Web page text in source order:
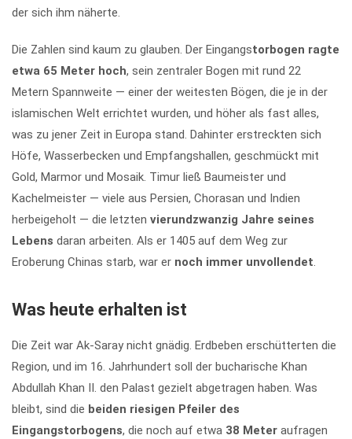
der sich ihm näherte.
Die Zahlen sind kaum zu glauben. Der Eingangstorbogen ragte
etwa 65 Meter hoch, sein zentraler Bogen mit rund 22
Metern Spannweite — einer der weitesten Bögen, die je in der
islamischen Welt errichtet wurden, und höher als fast alles,
was zu jener Zeit in Europa stand. Dahinter erstreckten sich
Höfe, Wasserbecken und Empfangshallen, geschmückt mit
Gold, Marmor und Mosaik. Timur ließ Baumeister und
Kachelmeister — viele aus Persien, Chorasan und Indien
herbeigeholt — die letzten vierundzwanzig Jahre seines
Lebens daran arbeiten. Als er 1405 auf dem Weg zur
Eroberung Chinas starb, war er noch immer unvollendet.
Was heute erhalten ist
Die Zeit war Ak-Saray nicht gnädig. Erdbeben erschütterten die
Region, und im 16. Jahrhundert soll der bucharische Khan
Abdullah Khan II. den Palast gezielt abgetragen haben. Was
bleibt, sind die beiden riesigen Pfeiler des
Eingangstorbogens, die noch auf etwa 38 Meter aufragen